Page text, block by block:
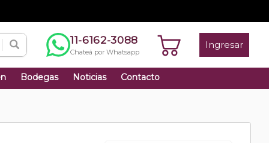
11-6162-3088
Chateá por Whatsapp
Ingresar
Bodegas Noticias Contacto